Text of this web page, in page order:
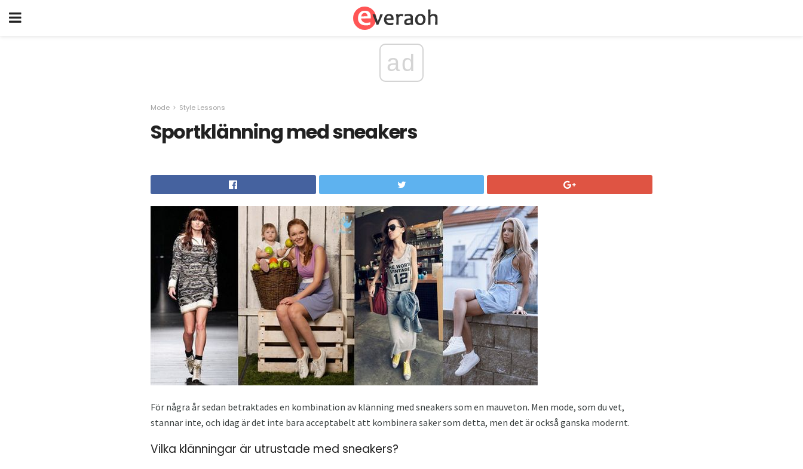
ad
Mode Style Lessons
Sportklänning med sneakers
För några år sedan betraktades en kombination av klänning med sneakers som en mauveton. Men mode, som du vet,
stannar inte, och idag är det inte bara acceptabelt att kombinera saker som detta, men det är också ganska modernt.
Vilka klänningar är utrustade med sneakers?